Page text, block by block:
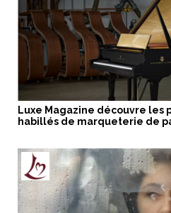
Luxe Magazine découvre les
habillés de marqueterie de